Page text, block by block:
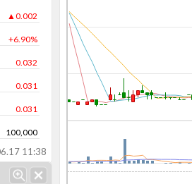
▲0.002
+6.90%
0.032
0.031
0.031
100,000
11:38